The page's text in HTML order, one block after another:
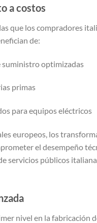
a costos
que los compradores
de:
suministro optimizadas
primas
para equipos eléctricos
europeos, los
el desempeño
servicios públicos
nivel en la fabricación